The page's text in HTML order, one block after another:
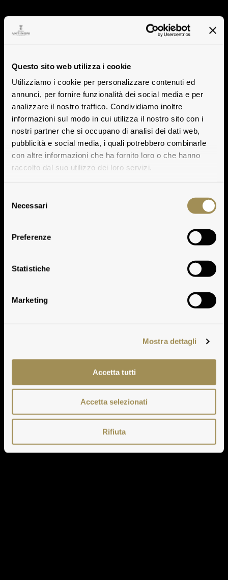
Questo sito web utilizza i cookie
Utilizziamo i cookie per personalizzare contenuti ed
annunci, per fornire funzionalità dei social media e per
analizzare il nostro traffico. Condividiamo inoltre
informazioni sul modo in cui utilizza il nostro sito con i
nostri partner che si occupano di analisi dei dati web,
pubblicità e social media, i quali potrebbero combinarle
con altre informazioni che ha fornito loro o che hanno
raccolto dal suo utilizzo dei loro servizi.
delNecessari
Preferenze
Statistiche
Marketing
Mostra dettagli
Accetta tutti
Accetta selezionati
Rifiuta
Premi all’Annata